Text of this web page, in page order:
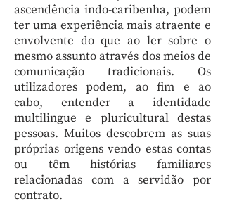
ascendência indo-caribenha, podem
ter uma experiência mais atraente e
envolvente do que ao ler sobre o
mesmo assunto através dos meios de
comunicação tradicionais. Os
utilizadores podem, ao fim e ao
cabo, entender a identidade
multilingue e pluricultural destas
pessoas. Muitos descobrem as suas
próprias origens vendo estas contas
ou têm histórias familiares
relacionadas com a servidão por
contrato.